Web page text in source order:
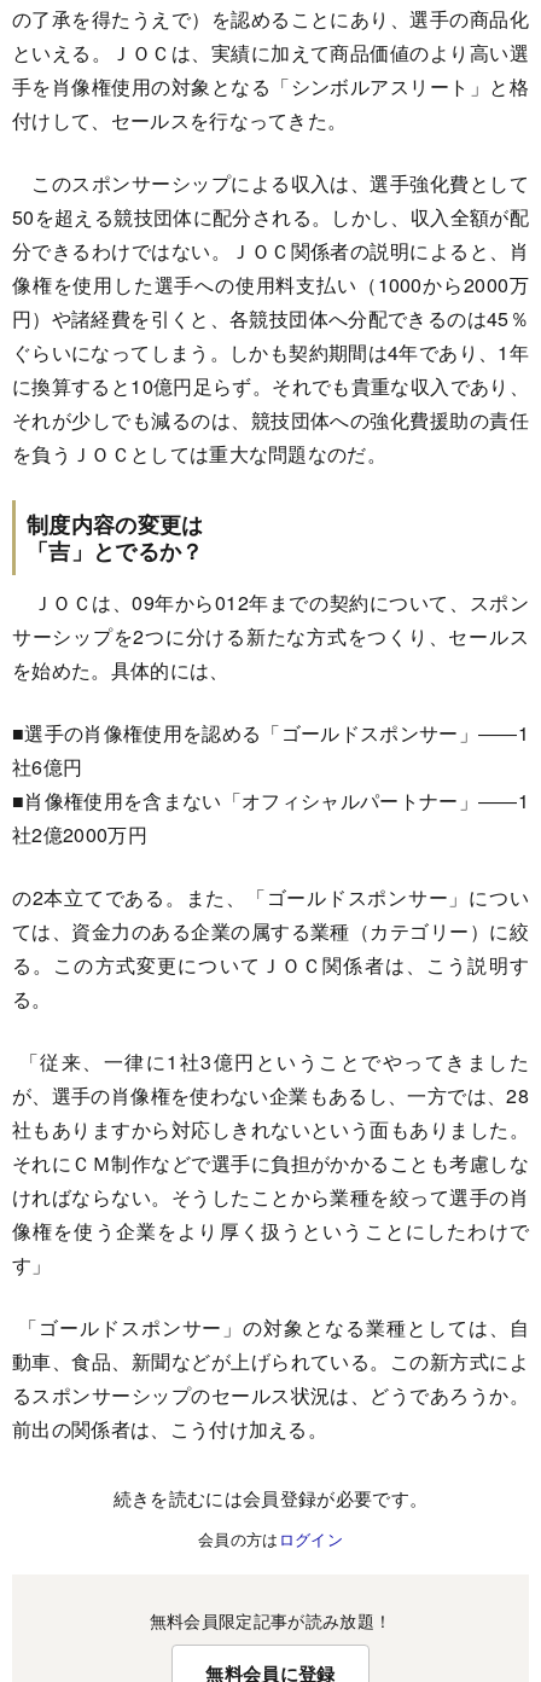
の了承を得たうえで）を認めることにあり、選手の商品化
といえる。ＪＯＣは、実績に加えて商品価値のより高い選
手を肖像権使用の対象となる「シンボルアスリート」と格
付けして、セールスを行なってきた。
このスポンサーシップによる収入は、選手強化費として
50を超える競技団体に配分される。しかし、収入全額が配
分できるわけではない。ＪＯＣ関係者の説明によると、肖
像権を使用した選手への使用料支払い（1000から2000万
円）や諸経費を引くと、各競技団体へ分配できるのは45％
ぐらいになってしまう。しかも契約期間は4年であり、1年
に換算すると10億円足らず。それでも貴重な収入であり、
それが少しでも減るのは、競技団体への強化費援助の責任
を負うＪＯＣとしては重大な問題なのだ。
制度内容の変更は
「吉」とでるか？
ＪＯＣは、09年から012年までの契約について、スポン
サーシップを2つに分ける新たな方式をつくり、セールス
を始めた。具体的には、
■選手の肖像権使用を認める「ゴールドスポンサー」――1
社6億円
■肖像権使用を含まない「オフィシャルパートナー」――1
社2億2000万円
の2本立てである。また、「ゴールドスポンサー」につい
ては、資金力のある企業の属する業種（カテゴリー）に絞
る。この方式変更についてＪＯＣ関係者は、こう説明す
る。
「従来、一律に1社3億円ということでやってきました
が、選手の肖像権を使わない企業もあるし、一方では、28
社もありますから対応しきれないという面もありました。
それにＣＭ制作などで選手に負担がかかることも考慮しな
ければならない。そうしたことから業種を絞って選手の肖
像権を使う企業をより厚く扱うということにしたわけで
す」
「ゴールドスポンサー」の対象となる業種としては、自
動車、食品、新聞などが上げられている。この新方式によ
るスポンサーシップのセールス状況は、どうであろうか。
前出の関係者は、こう付け加える。
続きを読むには会員登録が必要です。
会員の方は ログイン
無料会員限定記事が読み放題！
無料会員に登録